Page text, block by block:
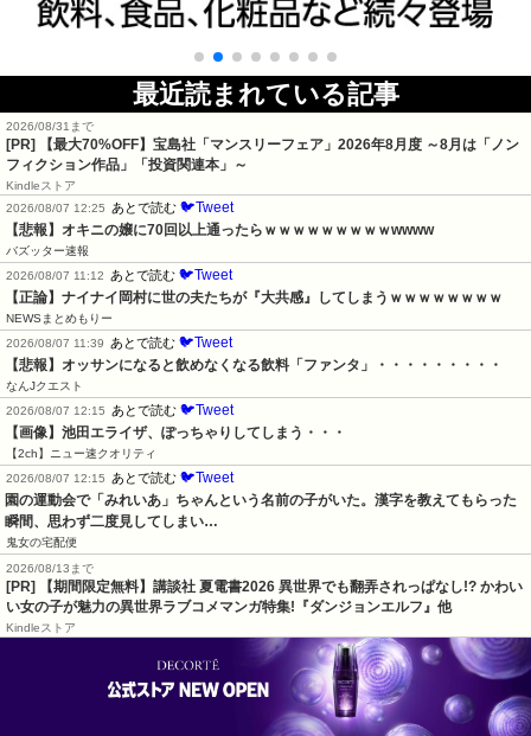
最近読まれている記事
2026/08/31まで
[PR] 【最大70%OFF】宝島社「マンスリーフェア」2026年8月度 ～8月は「ノン
フィクション作品」「投資関連本」～
Kindleストア
2026/08/07 12:25
あとで読む 🐦Tweet
【悲報】オキニの嬢に70回以上通ったらｗｗｗｗｗｗｗｗｗwwww
バズッター速報
2026/08/07 11:12
あとで読む 🐦Tweet
【正論】ナイナイ岡村に世の夫たちが『大共感』してしまうｗｗｗｗｗｗｗｗ
NEWSまとめもりー
2026/08/07 11:39
あとで読む 🐦Tweet
【悲報】オッサンになると飲めなくなる飲料「ファンタ」・・・・・・・・・
なんJクエスト
2026/08/07 12:15
あとで読む 🐦Tweet
【画像】池田エライザ、ぽっちゃりしてしまう・・・
【2ch】ニュー速クオリティ
2026/08/07 12:15
あとで読む 🐦Tweet
園の運動会で「みれいあ」ちゃんという名前の子がいた。漢字を教えてもらった
瞬間、思わず二度見してしまい…
鬼女の宅配便
2026/08/13まで
[PR] 【期間限定無料】講談社 夏電書2026 異世界でも翻弄されっぱなし!? かわい
い女の子が魅力の異世界ラブコメマンガ特集!『ダンジョンエルフ』他
Kindleストア